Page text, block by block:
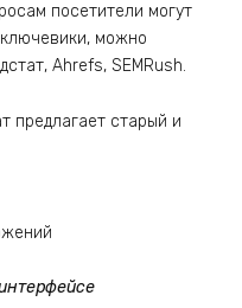
посетители могут
можно
Ahrefs, SEMRush.
предлагает старый и